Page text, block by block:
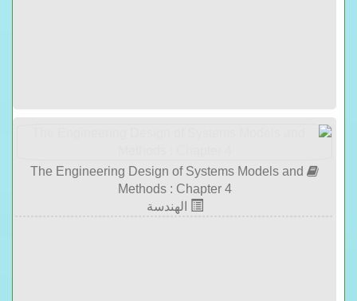
The Engineering Design of Systems Models and
Methods : Chapter 4
الهندسة